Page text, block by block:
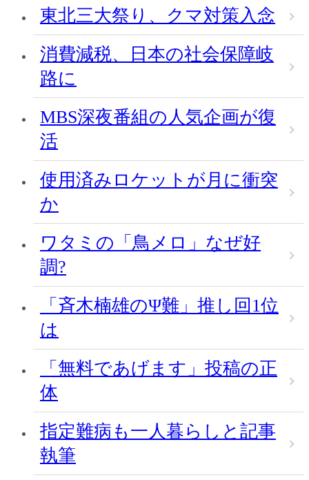
東北三大祭り、クマ対策入念
消費減税、日本の社会保障岐
路に
MBS深夜番組の人気企画が復
活
使用済みロケットが月に衝突
か
ワタミの「鳥メロ」なぜ好
調?
「斉木楠雄のΨ難」推し回1位
は
「無料であげます」投稿の正
体
指定難病も一人暮らしと記事
執筆